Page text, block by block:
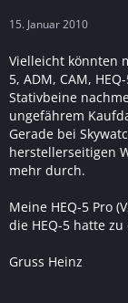
15. Januar 2010
Vielleicht könnten
5, ADM, CAM,
Stativbeine
ungefährem
Gerade bei
herstellerseitigen
mehr durch.
Meine HEQ-5 Pro
die HEQ-5 hatte
Gruss Heinz